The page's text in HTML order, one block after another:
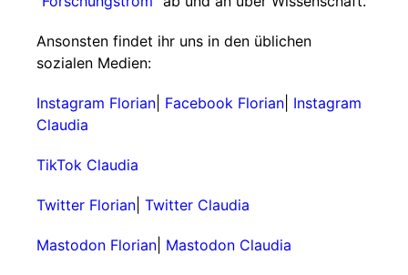
Ansonsten findet ihr uns in den üblichen
sozialen Medien:
Instagram Florian Facebook Florian Instagram
Claudia
TikTok Claudia
Twitter Florian Twitter Claudia
Mastodon Florian Mastodon Claudia